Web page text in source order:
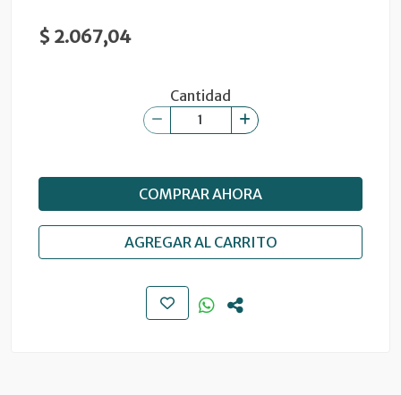
$ 2.067,04
Cantidad
COMPRAR AHORA
AGREGAR AL CARRITO